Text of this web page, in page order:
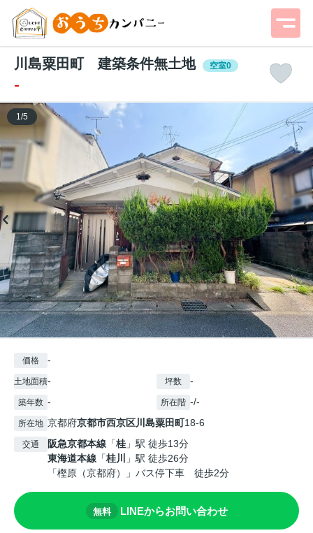
川島粟田町 建築条件無土地 空室0
-
1 /5
価格 -
土地面積- 坪数 -
築年数 - 所在階 -/-
所在地 京都府京都市西京区川島粟田町18-6
交通 阪急京都本線 「桂 」駅 徒歩13分
東海道本線 「桂川
」駅 徒歩26分
「樫原（京都府）」バス停下車 徒歩2分
無料 LINEからお問い合わせ